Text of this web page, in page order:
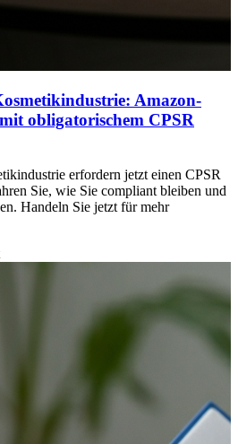
Amazon-
obligatorischem CPSR
erfordern jetzt einen CPSR
Sie, wie Sie compliant bleiben und
Handeln Sie jetzt für mehr